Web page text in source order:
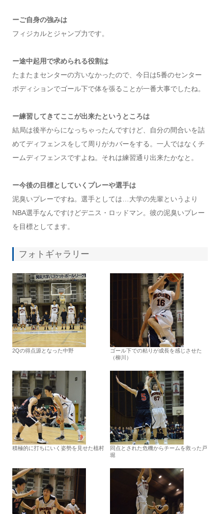
ーご自身の強みは
フィジカルとジャンプ力です。
ー途中起用で求められる役割は
たまたまセンターの方いなかったので、今日は5番のセンター
ポディションでゴール下で体を張ることが一番大事でしたね。
ー練習してきてここが出来たというところは
結局は後半からになっちゃったんですけど、自分の間合いを詰
めてディフェンスをして周りがカバーをする。一人ではなくチ
ームディフェンスですよね。それは練習通り出来たかなと。
ー今後の目標としていくプレーや選手は
泥臭いプレーですね。選手としては…大学の先輩というより
NBA選手なんですけどデニス・ロッドマン。彼の泥臭いプレー
を目標としてます。
フォトギャラリー
2Qの得点源となった中野
ゴール下での粘りが成長を感じさせた
（柳川）
積極的に打ちにいく姿勢を見せた植村
同点とされた危機からチームを救った戸
堀